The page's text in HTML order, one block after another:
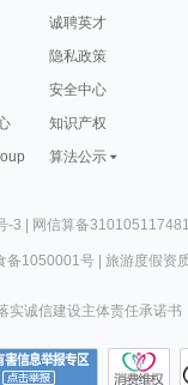
诚聘英才
隐私政策
安全中心
知识产权
算法公示
-3 | 网信算备
备1050001号| 旅游度假资
实诚信建设主体责任承诺书